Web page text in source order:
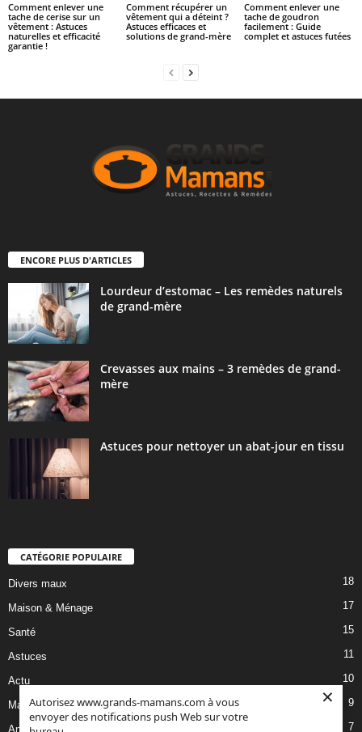
Autorisez www.grands-mamans.com à vous
envoyer des notifications push Web sur votre
×
Comment enlever une
tache de cerise sur un
vêtement : Astuces
naturelles et efficacité
garantie !
Comment récupérer un
vêtement qui a déteint ?
Astuces efficaces et
solutions de grand-mère
Comment enlever une
tache de goudron
facilement : Guide
complet et astuces futées
ENCORE PLUS D'ARTICLES
Lourdeur d’estomac – Les remèdes naturels
de grand-mère
Crevasses aux mains – 3 remèdes de grand-
mère
Astuces pour nettoyer un abat-jour en tissu
CATÉGORIE POPULAIRE
Divers maux 18
Maison & Ménage 17
Santé 15
Astuces 11
Actu 10
Maladies & Allergies 9
Animaux 7